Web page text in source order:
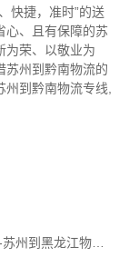
快捷，准时”的送
心、且有保障的苏
为荣、以敬业为
苏州到黔南物流的
到黔南物流专线,
苏州到黑龙江物流专线-苏州至黑龙江货运公司-苏州到黑龙江物流公司